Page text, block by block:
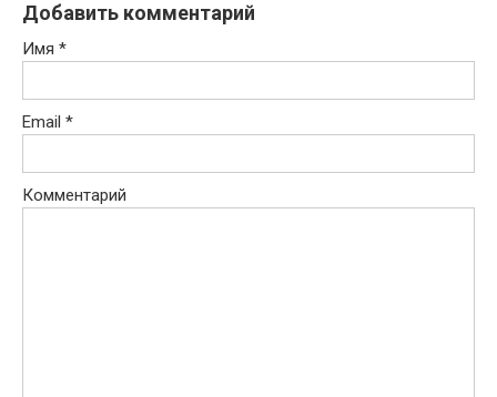
Добавить комментарий
Имя *
Email *
Комментарий